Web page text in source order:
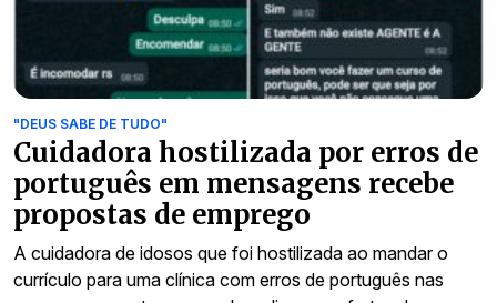
"DEUS SABE DE TUDO"
Cuidadora hostilizada por erros de
português em mensagens recebe
propostas de emprego
A cuidadora de idosos que foi hostilizada ao mandar o
currículo para uma clínica com erros de português nas